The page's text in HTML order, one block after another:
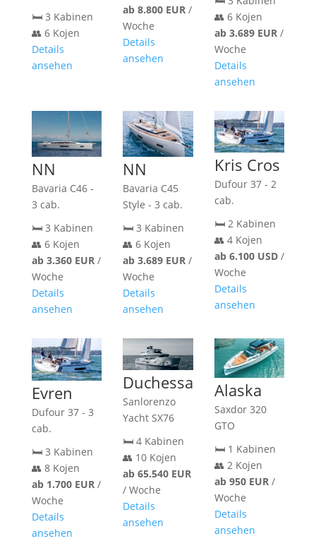
🛏️ 3 Kabinen
👥 6 Kojen
Details
ansehen
ab 8.800 EUR/
Woche
Details
ansehen
👥 6 Kojen
ab 3.689 EUR/
Woche
Details
ansehen
NN
Bavaria C46 -
3 cab.
🛏️ 3 Kabinen
👥 6 Kojen
ab 3.360 EUR/
Woche
Details
ansehen
NN
Bavaria C45
Style - 3 cab.
🛏️ 3 Kabinen
👥 6 Kojen
ab 3.689 EUR/
Woche
Details
ansehen
Kris Cros
Dufour 37 - 2
cab.
🛏️ 2 Kabinen
👥 4 Kojen
ab 6.100 USD/
Woche
Details
ansehen
Evren
Dufour 37 - 3
cab.
🛏️ 3 Kabinen
👥 8 Kojen
ab 1.700 EUR/
Woche
Details
ansehen
Duchessa
Sanlorenzo
Yacht SX76
🛏️ 4 Kabinen
👥 10 Kojen
ab 65.540 EUR
/ Woche
Details
ansehen
Alaska
Saxdor 320
GTO
🛏️ 1 Kabinen
👥 2 Kojen
ab 950 EUR/
Woche
Details
ansehen